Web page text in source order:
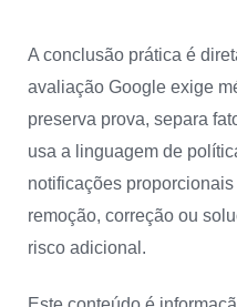
A conclusão prática é
avaliação Google exige
preserva prova, separa
usa a linguagem de
notificações
remoção, correção ou
risco adicional.